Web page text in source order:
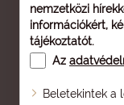
nemzetközi
információkért,
tájékoztatót.
Az
Beletekintek a